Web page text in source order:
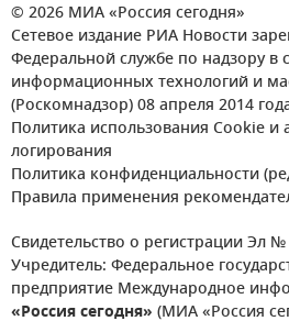
© 2026 МИА «Россия сегодня»
Сетевое издание РИА Новости
Федеральной службе по надзору в
информационных технологий и
(Роскомнадзор) 08 апреля 2014
Политика использования Cookie и
логирования
Политика конфиденциальности
Правила применения
Свидетельство о регистрации Эл
Учредитель: Федеральное
предприятие Международное
«Россия сегодня» (МИА «Россия